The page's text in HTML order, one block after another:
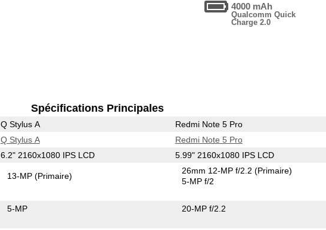
4000 mAh
Qualcomm Quick
Charge 2.0
Spécifications Principales
Q Stylus A Redmi Note 5 Pro
Q Stylus A Redmi Note 5 Pro
6.2" 2160x1080 IPS LCD 5.99" 2160x1080 IPS LCD
13-MP(Primaire)
26mm 12-MP f/2.2(Primaire)
5-MP f/2
5-MP 20-MP f/2.2